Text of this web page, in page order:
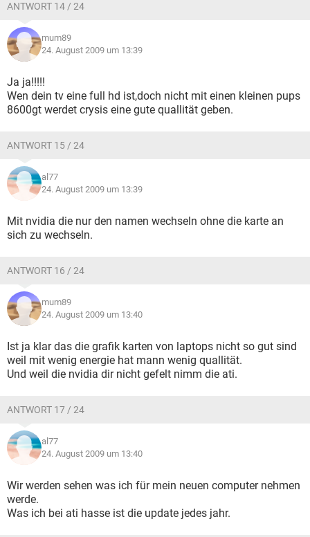
ANTWORT 14 / 24
mum89
24. August 2009 um 13:39
Ja ja!!!!!
Wen dein tv eine full hd ist,doch nicht mit einen kleinen pups
8600gt werdet crysis eine gute quallität geben.
ANTWORT 15 / 24
al77
24. August 2009 um 13:39
Mit nvidia die nur den namen wechseln ohne die karte an
sich zu wechseln.
ANTWORT 16 / 24
mum89
24. August 2009 um 13:40
Ist ja klar das die grafik karten von laptops nicht so gut sind
weil mit wenig energie hat mann wenig quallität.
Und weil die nvidia dir nicht gefelt nimm die ati.
ANTWORT 17 / 24
al77
24. August 2009 um 13:40
Wir werden sehen was ich für mein neuen computer nehmen
werde.
Was ich bei ati hasse ist die update jedes jahr.